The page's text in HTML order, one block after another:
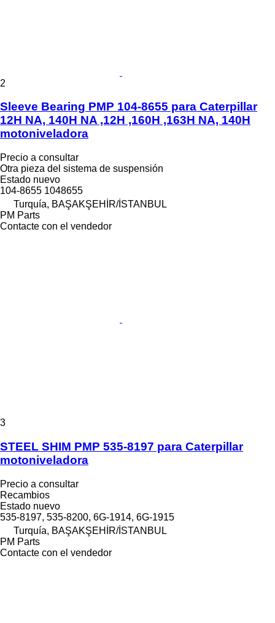
2
Sleeve Bearing PMP 104-8655 para Caterpillar
12H NA, 140H NA ,12H ,160H ,163H NA, 140H
motoniveladora
Precio a consultar
Otra pieza del sistema de suspensión
Estado nuevo
104-8655 1048655
Turquía, BAŞAKŞEHİR/İSTANBUL
PM Parts
Contacte con el vendedor
3
STEEL SHIM PMP 535-8197 para Caterpillar
motoniveladora
Precio a consultar
Recambios
Estado nuevo
535-8197, 535-8200, 6G-1914, 6G-1915
Turquía, BAŞAKŞEHİR/İSTANBUL
PM Parts
Contacte con el vendedor